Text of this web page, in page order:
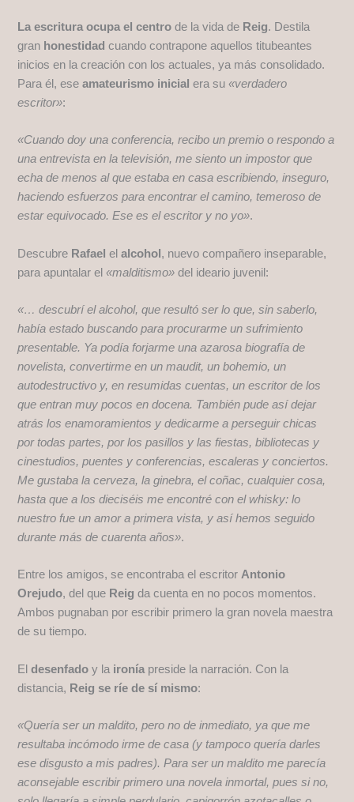
La escritura ocupa el centro de la vida de Reig. Destila
gran honestidad cuando contrapone aquellos titubeantes
inicios en la creación con los actuales, ya más consolidado.
Para él, eseamateurismo inicial era su«verdadero
escritor»:
«Cuando doy una conferencia, recibo un premio o respondo a
una entrevista en la televisión, me siento un impostor que
echa de menos al que estaba en casa escribiendo, inseguro,
haciendo esfuerzos para encontrar el camino, temeroso de
estar equivocado. Ese es el escritor y no yo».
Descubre Rafael elalcohol, nuevo compañero inseparable,
para apuntalar el«malditismo» del ideario juvenil:
«… descubrí el alcohol, que resultó ser lo que, sin saberlo,
había estado buscando para procurarme un sufrimiento
presentable. Ya podía forjarme una azarosa biografía de
novelista, convertirme en un maudit, un bohemio, un
autodestructivo y, en resumidas cuentas, un escritor de los
que entran muy pocos en docena. También pude así dejar
atrás los enamoramientos y dedicarme a perseguir chicas
por todas partes, por los pasillos y las fiestas, bibliotecas y
cinestudios, puentes y conferencias, escaleras y conciertos.
Me gustaba la cerveza, la ginebra, el coñac, cualquier cosa,
hasta que a los dieciséis me encontré con el whisky: lo
nuestro fue un amor a primera vista, y así hemos seguido
durante más de cuarenta años».
Entre los amigos, se encontraba el escritorAntonio
Orejudo, del que Reig da cuenta en no pocos momentos.
Ambos pugnaban por escribir primero la gran novela maestra
de su tiempo.
Eldesenfado y la ironía preside la narración. Con la
distancia, Reig se ríe de sí mismo:
«Quería ser un maldito, pero no de inmediato, ya que me
resultaba incómodo irme de casa (y tampoco quería darles
ese disgusto a mis padres). Para ser un maldito me parecía
aconsejable escribir primero una novela inmortal, pues si no,